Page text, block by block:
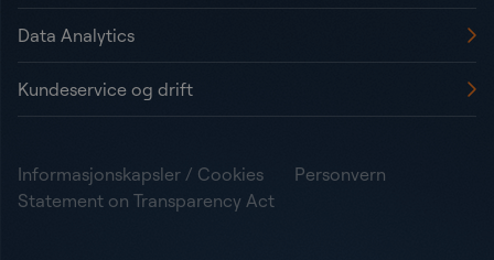
Data Analytics
Kundeservice og drift
Informasjonskapsler / Cookies
Personvern
Statement on Transparency Act